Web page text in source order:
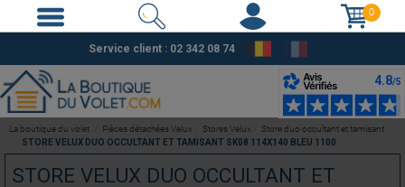
0
Service client : 02 342 08 74
STORE VELUX DUO OCCULTANT ET
La boutique du volet Pièces détachées Velux Stores Velux
Store duo occultant et tamisant
STORE VELUX DUO OCCULTANT ET TAMISANT SK08 114X140 BLEU 1100